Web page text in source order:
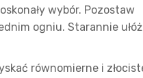
wybór. Pozostaw
ogniu. Starannie ułóż
równomierne i